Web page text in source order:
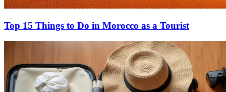
Top 15 Things to Do in Morocco as a Tourist